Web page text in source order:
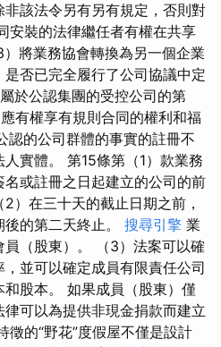
該法令另有另有規定，否則對
安裝的法律繼任者有權在共享
將業務協會轉換為另一個企業
否已完全履行了公司協議中定
屬於公認集團的受控公司的第
有權享有規則合同的權利和福
認的公司群體的事實的註冊不
實體。 第15條第（1）款業務
或註冊之日起建立的公司的前
2）在三十天的截止日期之前，
的第二天終止。 搜尋引擎 業
（股東）。 （3）法案可以確
並可以確定成員有限責任公司
和股本。 如果成員（股東）僅
可以為提供非現金捐款而建立
徵的“野花”度假屋不僅是設計